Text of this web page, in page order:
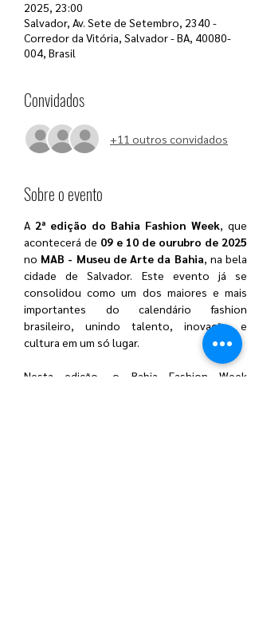
2025, 23:00
Salvador, Av. Sete de Setembro, 2340 -
Corredor da Vitória, Salvador - BA, 40080-
004, Brasil
Convidados
+11 outros convidados
Sobre o evento
A 2ª edição do Bahia Fashion Week, que
acontecerá de
no MAB - Museu de Arte da Bahia, na bela
cidade de Salvador. Este evento já se
consolidou como um dos maiores e mais
importantes do calendário fashion
brasileiro, unindo talento, inovação e
cultura em um só lugar.
Nesta edição, o Bahia Fashion Week